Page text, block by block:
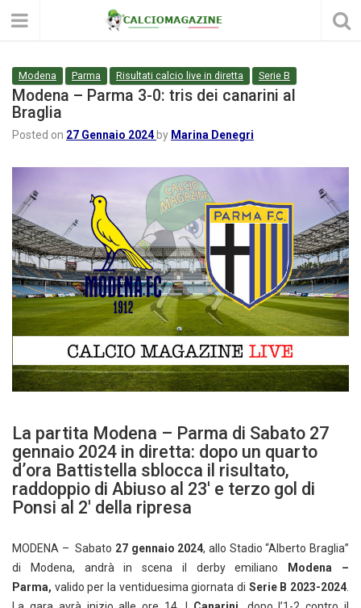
Modena Parma Risultati calcio live in diretta Serie B
Modena – Parma 3-0: tris dei canarini al
Braglia
Posted on 27 Gennaio 2024 by Marina Denegri
La partita Modena – Parma di Sabato 27
gennaio 2024 in diretta: dopo un quarto
d’ora Battistella sblocca il risultato,
raddoppio di Abiuso al 23′ e terzo gol di
Ponsi al 2′ della ripresa
MODENA – Sabato 27 gennaio 2024, allo Stadio “Alberto Braglia”
di Modena, andrà in scena il derby emiliano Modena –
Parma, valido per la ventiduesima giornata di Serie B 2023-2024.